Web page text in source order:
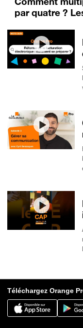
par quatre ?
Téléchargez Orange